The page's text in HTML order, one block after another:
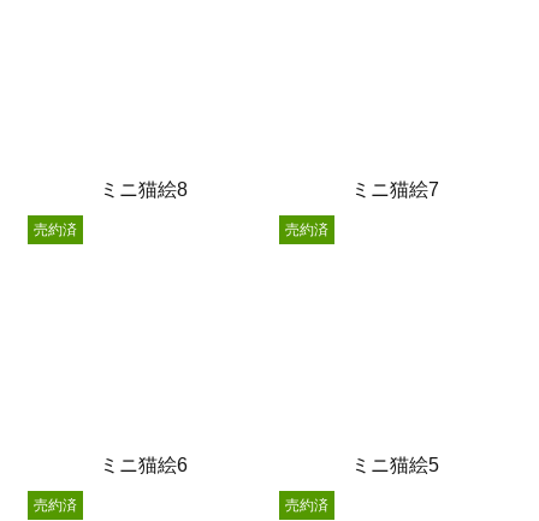
ミニ猫絵8 ミニ猫絵7
ミニ猫絵6
売約済
ミニ猫絵5
売約済
売約済 売約済